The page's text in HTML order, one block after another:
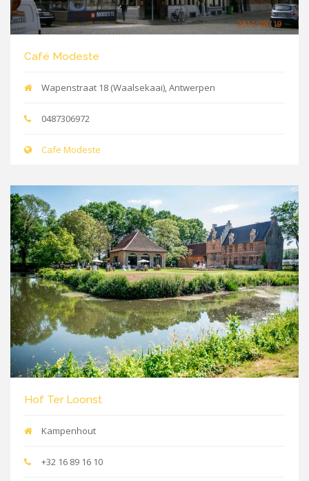
Café Modeste
Wapenstraat 18 (Waalsekaai), Antwerpen
0487306972
Cafe Modeste
Hof Ter Loonst
Kampenhout
+32 16 89 16 10